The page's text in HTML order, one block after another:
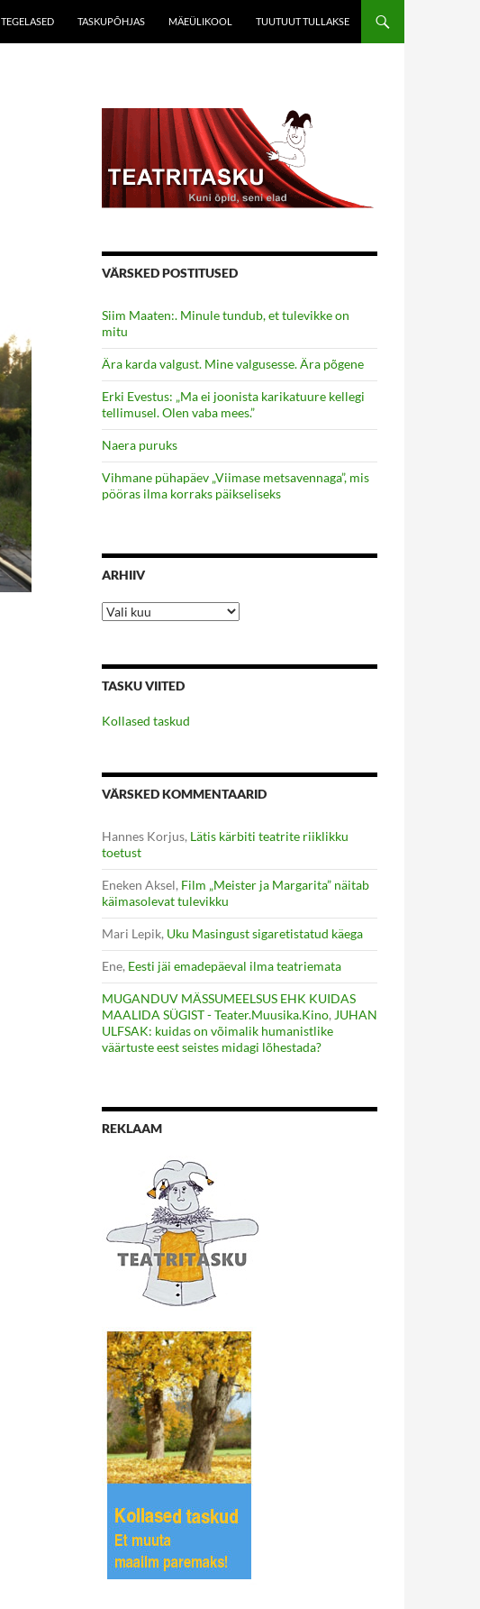
TEGELASED TASKUPÕHJAS MÄEÜLIKOOL TUUTUUT TULLAKSE
VÄRSKED POSTITUSED
Siim Maaten:. Minule tundub, et tulevikke on
mitu
Ära karda valgust. Mine valgusesse. Ära põgene
Erki Evestus: „Ma ei joonista karikatuure kellegi
tellimusel. Olen vaba mees.”
Naera puruks
Vihmane pühapäev „Viimase metsavennaga”, mis
pööras ilma korraks päikseliseks
ARHIIV
Arhiiv
TASKU VIITED
Kollased taskud
VÄRSKED KOMMENTAARID
Hannes Korjus, Lätis kärbiti teatrite riiklikku
toetust
Eneken Aksel, Film „Meister ja Margarita” näitab
käimasolevat tulevikku
Mari Lepik, Uku Masingust sigaretistatud käega
Ene, Eesti jäi emadepäeval ilma teatriemata
MUGANDUV MÄSSUMEELSUS EHK KUIDAS
MAALIDA SÜGIST - Teater.Muusika.Kino, JUHAN
ULFSAK: kuidas on võimalik humanistlike
väärtuste eest seistes midagi lõhestada?
REKLAAM